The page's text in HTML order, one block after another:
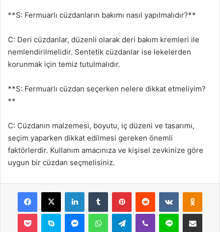
**S: Fermuarlı cüzdanların bakımı nasıl yapılmalıdır?**
C: Deri cüzdanlar, düzenli olarak deri bakım kremleri ile
nemlendirilmelidir. Sentetik cüzdanlar ise lekelerden
korunmak için temiz tutulmalıdır.
**S: Fermuarlı cüzdan seçerken nelere dikkat etmeliyim?
**
C: Cüzdanın malzemesi, boyutu, iç düzeni ve tasarımı,
seçim yaparken dikkat edilmesi gereken önemli
faktörlerdir. Kullanım amacınıza ve kişisel zevkinize göre
uygun bir cüzdan seçmelisiniz.
Facebook
X LinkedInTumblr PinterestReddit VKontakte
Pocket Skype MessengerWhatsAppTelegramViber Line E-Posta ile